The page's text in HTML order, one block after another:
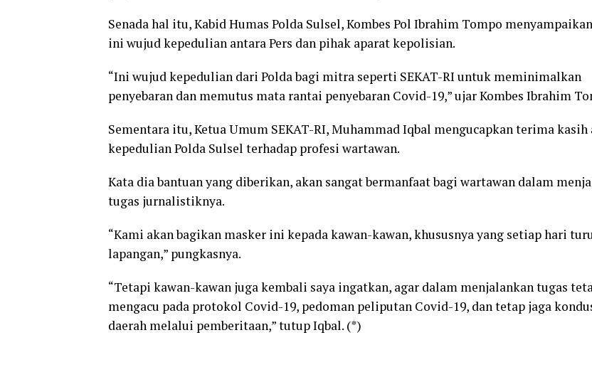
Senada hal itu, Kabid Humas Polda Sulsel, Kombes Pol Ibrahim Tompo
ini wujud kepedulian antara Pers dan pihak aparat kepolisian.
“Ini wujud kepedulian dari Polda bagi mitra seperti SEKAT-RI untuk meminimalkan
penyebaran dan memutus mata rantai penyebaran Covid-19,” ujar Kombes Ibrahim
Sementara itu, Ketua Umum SEKAT-RI, Muhammad Iqbal mengucapkan terima kasih
kepedulian Polda Sulsel terhadap profesi wartawan.
Kata dia bantuan yang diberikan, akan sangat bermanfaat bagi wartawan dalam
tugas jurnalistiknya.
“Kami akan bagikan masker ini kepada kawan-kawan, khususnya yang setiap hari
lapangan,” pungkasnya.
“Tetapi kawan-kawan juga kembali saya ingatkan, agar dalam menjalankan tugas
mengacu pada protokol Covid-19, pedoman peliputan Covid-19, dan tetap jaga
daerah melalui pemberitaan,” tutup Iqbal. (*)